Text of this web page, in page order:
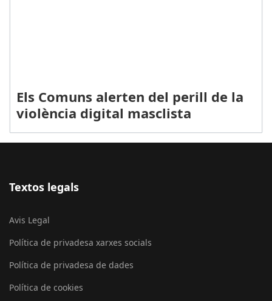
Els Comuns alerten del perill de la
violència digital masclista
Textos legals
Avis Legal
Política de privadesa xarxes socials
Política de privadesa de dades
Política de cookies